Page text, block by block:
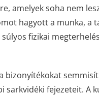
amelyek soha nem
hagyott a munka, a
fizikai
bizonyítékokat
sarkvidéki fejezeteit. A